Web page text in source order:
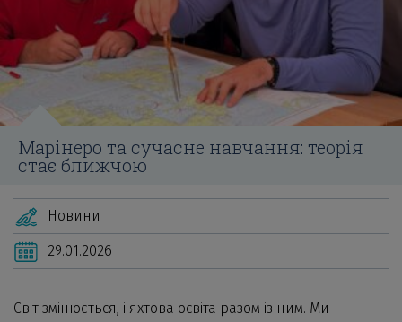
Марінеро та сучасне навчання: теорія
стає ближчою
Новини
29.01.2026
Світ змінюється, і яхтова освіта разом із ним. Ми